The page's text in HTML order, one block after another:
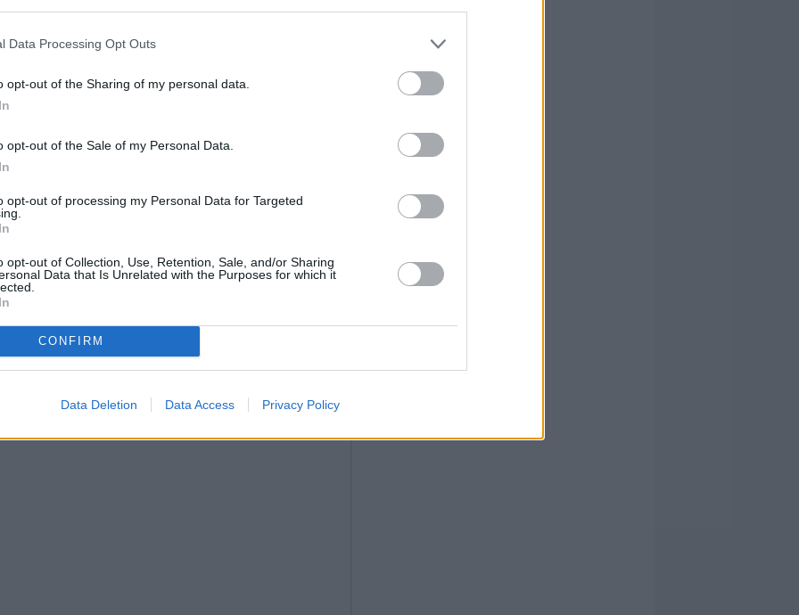
Data Processing Opt Outs
opt-out of the Sharing of my personal data.
opt-out of the Sale of my Personal Data.
opt-out of processing my Personal Data for Targeted
opt-out of Collection, Use, Retention, Sale, and/or Sharing
Data that Is Unrelated with the Purposes for which it
CONFIRM
Data Deletion Data Access Privacy Policy
La producción está paralizada temporalmente y tan
elaborada y que permanecía almacenada en
distintas fuentes a Diario JAÉN. Incluso,
se nota la ausencia en los anaqueles de algunas
autorizada de Heineken ni confirma ni
del que no hablamos para no entorpecer la
sobre lo que se produce en Jaén para Sercoll.
dar a conocer esa información”, añaden.
cerveza de “El Alcázar” se comercializa
centilitros y botella de cristal de litro. Se puede
superficies. Se trata de un producto muy
amplia cuota de mercado, sobre todo en la